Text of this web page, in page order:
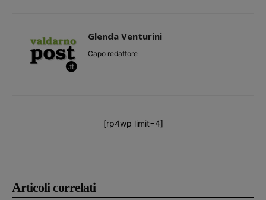
Articoli correlati
Glenda Venturini
Capo redattore
[rp4wp limit=4]